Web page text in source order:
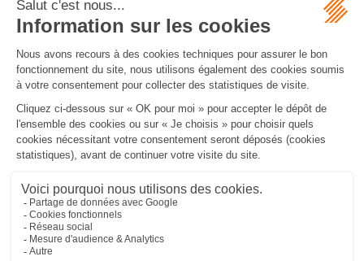
<< < ...
>>
Mentions légalesPolitique de confidentialitéPolitique de cookies
Plan du site
MBA ET ASSOCIÉS
235 Rue Helene Boucher, 34170 CASTELNAU LE LEZ
Bureau secondaire à Cannes